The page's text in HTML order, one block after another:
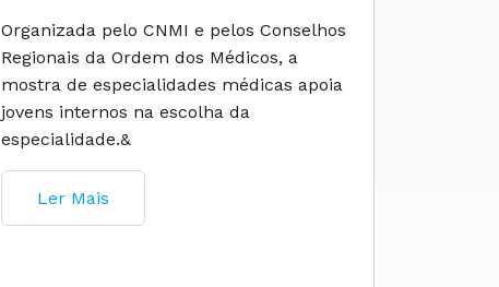
Organizada pelo CNMI e pelos Conselhos
Regionais da Ordem dos Médicos, a
mostra de especialidades médicas apoia
jovens internos na escolha da
especialidade.&
Ler Mais